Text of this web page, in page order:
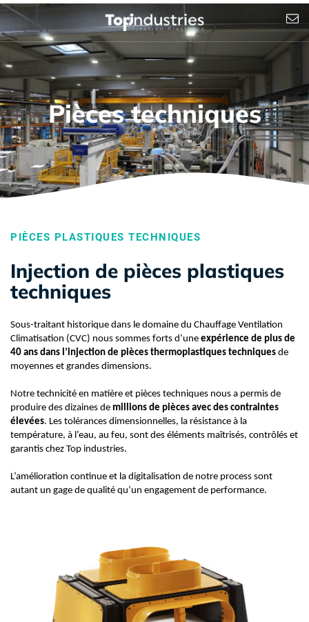
Pièces techniques
PIÈCES PLASTIQUES TECHNIQUES
Injection de pièces plastiques
techniques
Sous-traitant historique dans le domaine du Chauffage Ventilation
Climatisation (CVC) nous sommes forts d’une expérience de plus de
40 ans dans l’injection de pièces thermoplastiques techniques de
moyennes et grandes dimensions.
Notre technicité en matière et pièces techniques nous a permis de
produire des dizaines de millions de pièces avec des contraintes
élevées. Les tolérances dimensionnelles, la résistance à la
température, à l’eau, au feu, sont des éléments maîtrisés, contrôlés et
garantis chez Top industries.
L’amélioration continue et la digitalisation de notre process sont
autant un gage de qualité qu’un engagement de performance.